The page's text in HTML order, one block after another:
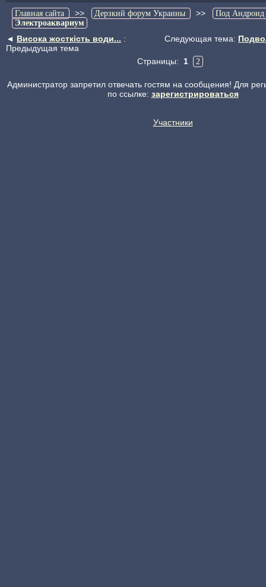
Главная сайта >> Дерзкий форум Украины >>
Под Андроид
Электроаквариум
◄ Висока жосткість води... :
Предыдущая тема
Следующая тема:
Страницы: 1 2
Администратор запретил отвечать гостям на сообщения! Для
по ссылке: зарегистрироваться
Участники